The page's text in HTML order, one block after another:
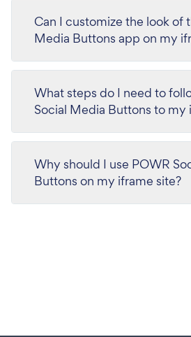
Can I customize the look of
Media Buttons app on my
What steps do I need to
Social Media Buttons to my
Why should I use POWR
Buttons on my iframe site?